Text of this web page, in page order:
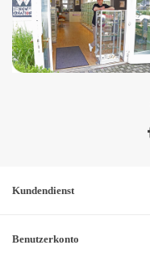
Kundendienst
Benutzerkonto